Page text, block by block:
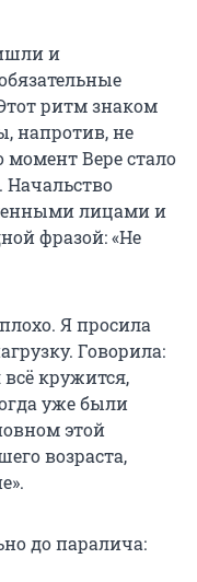
и
ритм знаком
напротив, не
момент Вере стало
Начальство
лицами и
фразой: «Не
Я просила
Говорила:
кружится,
уже были
этой
возраста,
до паралича: